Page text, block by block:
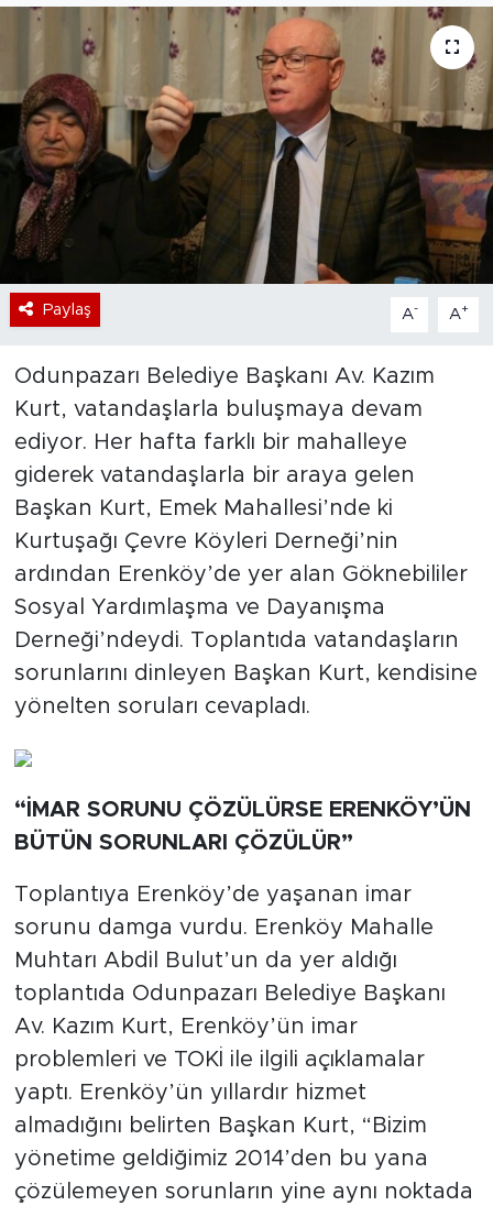
Paylaş A- A+
Odunpazarı Belediye Başkanı Av. Kazım
Kurt, vatandaşlarla buluşmaya devam
ediyor. Her hafta farklı bir mahalleye
giderek vatandaşlarla bir araya gelen
Başkan Kurt, Emek Mahallesi’nde ki
Kurtuşağı Çevre Köyleri Derneği’nin
ardından Erenköy’de yer alan Göknebililer
Sosyal Yardımlaşma ve Dayanışma
Derneği’ndeydi. Toplantıda vatandaşların
sorunlarını dinleyen Başkan Kurt, kendisine
yönelten soruları cevapladı.
“İMAR SORUNU ÇÖZÜLÜRSE ERENKÖY’ÜN
BÜTÜN SORUNLARI ÇÖZÜLÜR”
Toplantıya Erenköy’de yaşanan imar
sorunu damga vurdu. Erenköy Mahalle
Muhtarı Abdil Bulut’un da yer aldığı
toplantıda Odunpazarı Belediye Başkanı
Av. Kazım Kurt, Erenköy’ün imar
problemleri ve TOKİ ile ilgili açıklamalar
yaptı. Erenköy’ün yıllardır hizmet
almadığını belirten Başkan Kurt, “Bizim
yönetime geldiğimiz 2014’den bu yana
çözülemeyen sorunların yine aynı noktada
Teknoloji
Magazin
Dünya
Sektör